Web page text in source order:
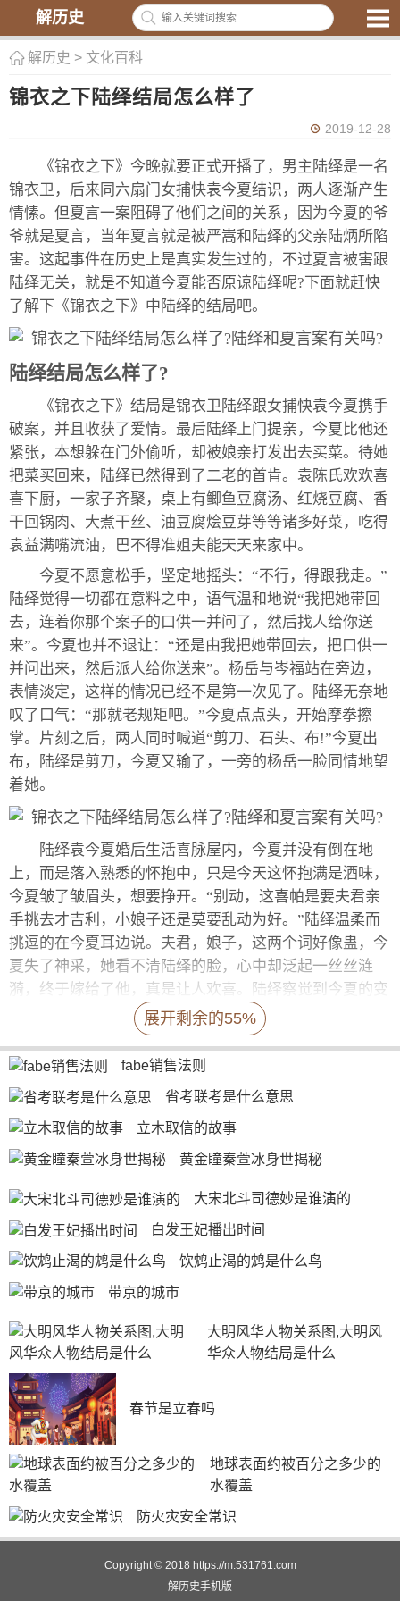
解历史
解历史 > 文化百科
锦衣之下陆绎结局怎么样了
2019-12-28
《锦衣之下》今晚就要正式开播了，男主陆绎是一名
锦衣卫，后来同六扇门女捕快袁今夏结识，两人逐渐产生
情愫。但夏言一案阻碍了他们之间的关系，因为今夏的爷
爷就是夏言，当年夏言就是被严嵩和陆绎的父亲陆炳所陷
害。这起事件在历史上是真实发生过的，不过夏言被害跟
陆绎无关，就是不知道今夏能否原谅陆绎呢?下面就赶快
了解下《锦衣之下》中陆绎的结局吧。
陆绎结局怎么样了?
《锦衣之下》结局是锦衣卫陆绎跟女捕快袁今夏携手
破案，并且收获了爱情。最后陆绎上门提亲，今夏比他还
紧张，本想躲在门外偷听，却被娘亲打发出去买菜。待她
把菜买回来，陆绎已然得到了二老的首肯。袁陈氏欢欢喜
喜下厨，一家子齐聚，桌上有鲫鱼豆腐汤、红烧豆腐、香
干回锅肉、大煮干丝、油豆腐烩豆芽等等诸多好菜，吃得
袁益满嘴流油，巴不得准姐夫能天天来家中。
今夏不愿意松手，坚定地摇头：“不行，得跟我走。”
陆绎觉得一切都在意料之中，语气温和地说“我把她带回
去，连着你那个案子的口供一并问了，然后找人给你送
来”。今夏也并不退让：“还是由我把她带回去，把口供一
并问出来，然后派人给你送来”。杨岳与岑福站在旁边，
表情淡定，这样的情况已经不是第一次见了。陆绎无奈地
叹了口气：“那就老规矩吧。”今夏点点头，开始摩拳擦
掌。片刻之后，两人同时喊道“剪刀、石头、布!”今夏出
布，陆绎是剪刀，今夏又输了，一旁的杨岳一脸同情地望
着她。
陆绎袁今夏婚后生活喜脉屋内，今夏并没有倒在地
上，而是落入熟悉的怀抱中，只是今天这怀抱满是酒味，
今夏皱了皱眉头，想要挣开。“别动，这喜帕是要夫君亲
手挑去才吉利，小娘子还是莫要乱动为好。”陆绎温柔而
挑逗的在今夏耳边说。夫君，娘子，这两个词好像蛊，今
夏失了神采，她看不清陆绎的脸，心中却泛起一丝丝涟
漪，终于嫁给了他，真是让人欢喜。陆绎察觉到今夏的变
化，此刻心中也是一片化开的柔情，他的今夏，终于成为
他的妻子，成为可以和他相伴一生生儿育女之人。将今夏
扶到床上，慢慢掀开喜帕。今夏原本清秀的脸此刻化着美
睛，此刻正半是含羞半是紧张的看着他。
陆绎和夏言案有关吗?
剧中陆绎字言渊，是锦衣卫指挥使陆炳之子，他性情
高冷，断案如神，与六扇门女捕快袁今夏不打不相识，两
人因一起修河款不翼而飞的案件组成查案搭档，刚开始互
一起。
之后夏言案再次被翻开，袁今夏作为夏言案的遗孤，
背负着血海深仇，而陆绎的父亲陆炳就是袁今夏的仇人之
一，因此袁今夏难以放下往日恩怨跟陆绎在一起，最后袁
今夏舍小家为大家，跟陆绎联手抗击倭寇，经历重重磨难
后，陆绎和袁今夏走到了一起。
历史上陆绎是锦衣卫统领陆炳第三子，出生于平湖，
其祖母是明世宗乳母，所以明世宗对他们一家非常照顾，
藩的儿媳，严世藩被斩后，陆绎收留了严绍庭。
三年陆家才平反冤情，可以说陆绎的经历跌宕起伏。陆绎
展开剩余的55%
fabe销售法则
省考联考是什么意思
立木取信的故事
黄金瞳秦萱冰身世揭秘
大宋北斗司德妙是谁演的
白发王妃播出时间
饮鸩止渴的鸩是什么鸟
带京的城市
大明风华人物关系图,大明风
华众人物结局是什么
春节是立春吗
地球表面约被百分之多少的
水覆盖
防火灾安全常识
Copyright © 2018 https://m.531761.com
解历史手机版